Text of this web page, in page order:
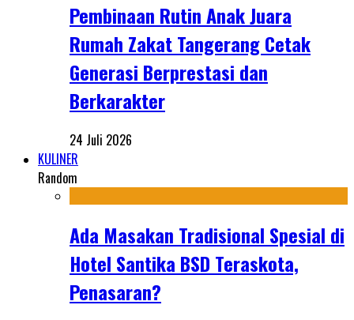
Pembinaan Rutin Anak Juara
Rumah Zakat Tangerang Cetak
Generasi Berprestasi dan
Berkarakter
24 Juli 2026
KULINER
Random
Ada Masakan Tradisional Spesial di
Hotel Santika BSD Teraskota,
Penasaran?